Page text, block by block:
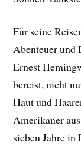
Für seine
Abenteuer und
Ernest
bereist, nicht
Haut und
Amerikaner
sieben Jahre